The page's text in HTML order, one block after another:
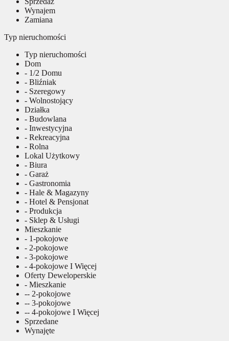
Wynajem
Zamiana
Typ nieruchomości
Typ nieruchomości
Dom
- 1/2 Domu
- Bliźniak
- Szeregowy
- Wolnostojący
Działka
- Budowlana
- Inwestycyjna
- Rekreacyjna
- Rolna
Lokal Użytkowy
- Biura
- Garaż
- Gastronomia
- Hale & Magazyny
- Hotel & Pensjonat
- Produkcja
- Sklep & Usługi
Mieszkanie
- 1-pokojowe
- 2-pokojowe
- 3-pokojowe
- 4-pokojowe I Więcej
Oferty Deweloperskie
- Mieszkanie
-- 2-pokojowe
-- 3-pokojowe
-- 4-pokojowe I Więcej
Sprzedane
Wynajęte